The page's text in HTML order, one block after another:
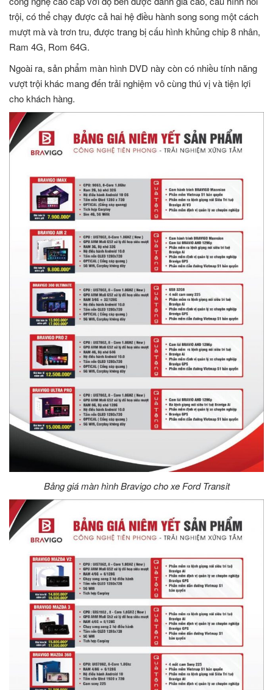
trội, có thể chạy được cả hai hệ điều hành song song một cách
mượt mà và trơn tru, được trang bị cấu hình khủng chip 8 nhân,
Ram 4G, Rom 64G.
Ngoài ra, sản phẩm màn hình DVD này còn có nhiều tính năng
vượt trội khác mang đến trải nghiệm vô cùng thú vị và tiện lợi
cho khách hàng.
Bảng giá màn hình Bravigo cho xe Ford Transit